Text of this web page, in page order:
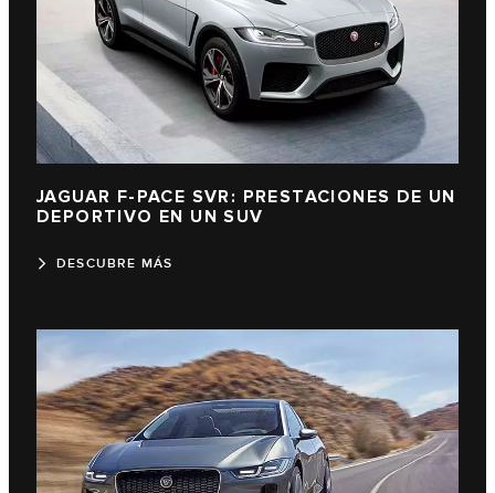
JAGUAR F-PACE SVR: PRESTACIONES DE UN
DEPORTIVO EN UN SUV
DESCUBRE MÁS